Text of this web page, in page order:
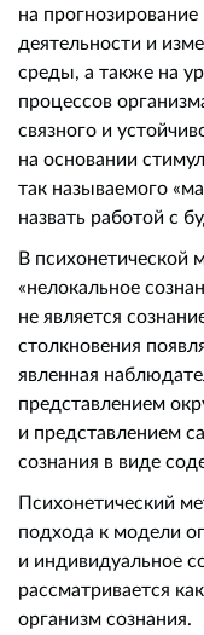
на прогнозирование
деятельности и
среды, а также на
процессов
связного и
на основании
так называемого
назвать работой с
В психонетической
«нелокальное
не является
столкновения
явленная
представлением
и представлением
сознания в виде
Психонетический
подхода к модели
и индивидуальное
рассматривается
организм сознания.